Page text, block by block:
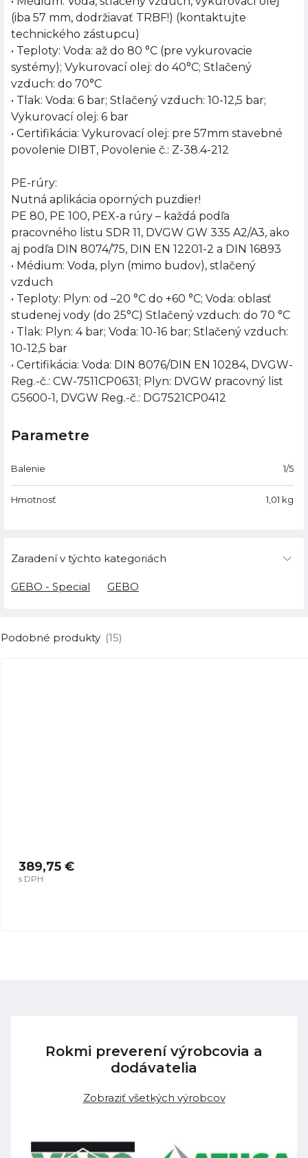
(iba 57 mm, dodržiavať TRBF!) (kontaktujte
technického zástupcu)
• Teploty: Voda: až do 80 °C (pre vykurovacie
systémy); Vykurovací olej: do 40°C; Stlačený
vzduch: do 70°C
• Tlak: Voda: 6 bar; Stlačený vzduch: 10-12,5 bar;
Vykurovací olej: 6 bar
• Certifikácia: Vykurovací olej: pre 57mm stavebné
povolenie DIBT, Povolenie č.: Z-38.4-212
PE-rúry:
Nutná aplikácia oporných puzdier!
PE 80, PE 100, PEX-a rúry – každá podľa
pracovného listu SDR 11, DVGW GW 335 A2/A3, ako
aj podľa DIN 8074/75, DIN EN 12201-2 a DIN 16893
• Médium: Voda, plyn (mimo budov), stlačený
vzduch
• Teploty: Plyn: od –20 °C do +60 °C; Voda: oblasť
studenej vody (do 25°C) Stlačený vzduch: do 70 °C
• Tlak: Plyn: 4 bar; Voda: 10-16 bar; Stlačený vzduch:
10-12,5 bar
• Certifikácia: Voda: DIN 8076/DIN EN 10284, DVGW-
Reg.-č.: CW-7511CP0631; Plyn: DVGW pracovný list
G5600-1, DVGW Reg.-č.: DG7521CP0412
Parametre
Balenie 1/5
Hmotnosť 1,01 kg
Zaradení v týchto kategoriách
GEBO - Special GEBO
Podobné produkty (15)
389,75 €
s DPH
Rokmi preverení výrobcovia a
dodávatelia
Zobraziť všetkých výrobcov